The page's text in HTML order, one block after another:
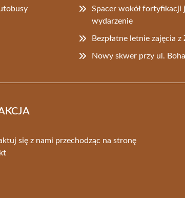
Spacer wokół fortyfikacji
wydarzenie
Bezpłatne letnie zajęcia
Nowy skwer przy ul.
się z nami przechodząc na stronę